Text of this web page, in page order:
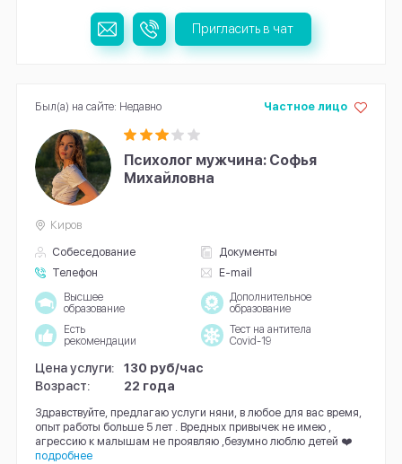
Пригласить в чат
Психолог мужчина: Софья
Михайловна
Собеседование
Документы
Телефон
E-mail
Частное лицо
Киров
Высшее
образование
Дополнительное
образование
Есть
рекомендации
Тест на антитела
Covid-19
Цена услуги:
130 руб/час
Возраст:
22 года
Здравствуйте, предлагаю услуги няни, в любое для вас время,
опыт работы больше 5 лет . Вредных привычек не имею ,
агрессию к малышам не проявляю ,безумно люблю детей ❤️
подробнее
Был(а) на сайте: Недавно